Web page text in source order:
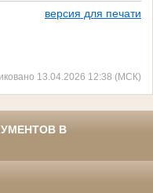
версия для печати
13.04.2026 12:38 (МСК)
В